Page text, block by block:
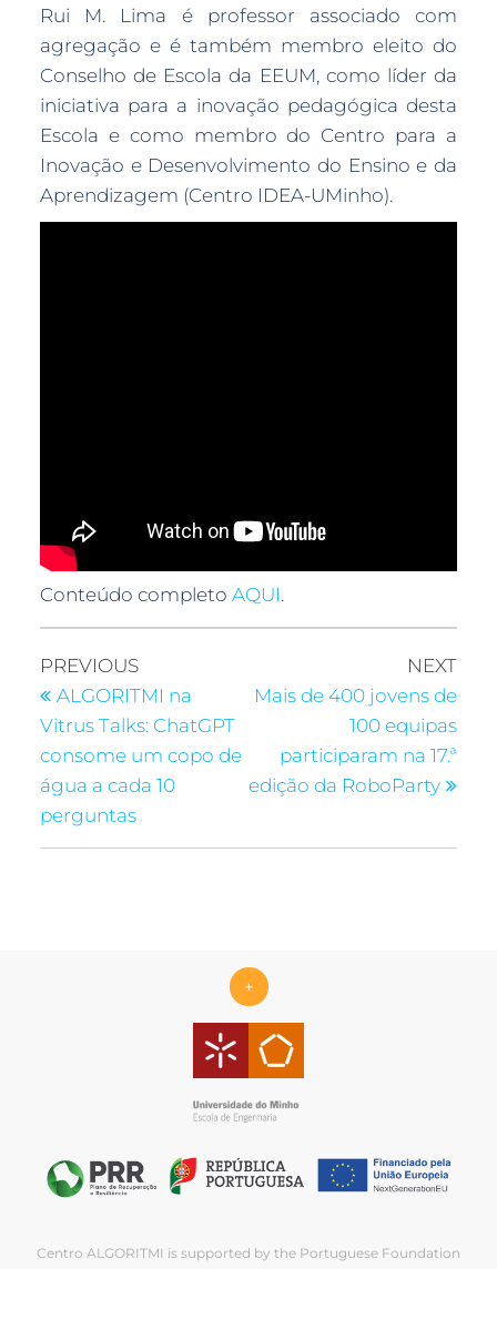
Rui M. Lima é professor associado com
agregação e é também membro eleito do
Conselho de Escola da EEUM, como líder da
iniciativa para a inovação pedagógica desta
Escola e como membro do Centro para a
Inovação e Desenvolvimento do Ensino e da
Aprendizagem (Centro IDEA-UMinho).
Conteúdo completo AQUI.
PREVIOUS
ALGORITMI na
Vitrus Talks: ChatGPT
consome um copo de
água a cada 10
perguntas
NEXT
Mais de 400 jovens de
100 equipas
participaram na 17.ª
edição da RoboParty
+
Centro ALGORITMI is supported by the Portuguese Foundation